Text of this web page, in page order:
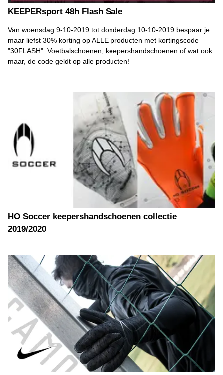
KEEPERsport 48h Flash Sale
Van woensdag 9-10-2019 tot donderdag 10-10-2019 bespaar je
maar liefst 30% korting op ALLE producten met kortingscode
"30FLASH". Voetbalschoenen, keepershandschoenen of wat ook
maar, de code geldt op alle producten!
HO Soccer keepershandschoenen collectie
2019/2020